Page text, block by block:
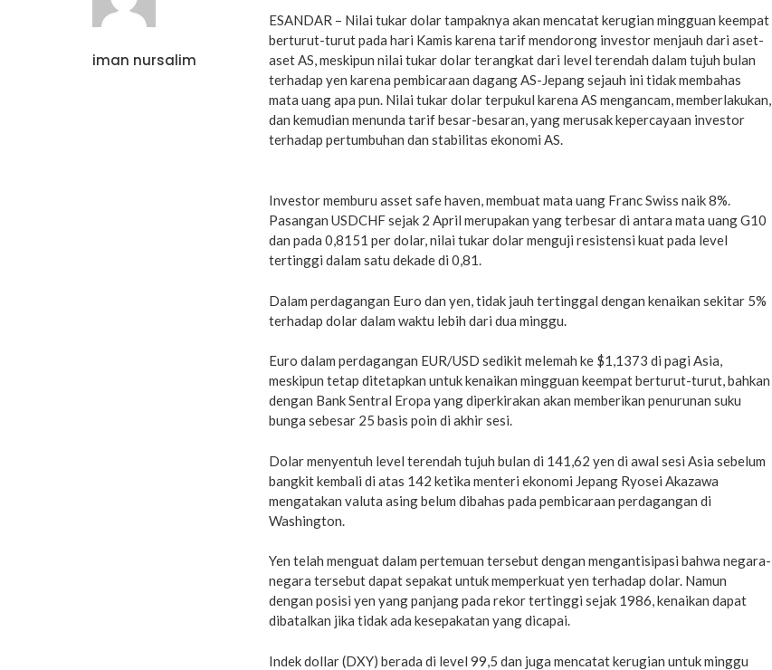
iman nursalim
ESANDAR – Nilai tukar dolar tampaknya akan mencatat kerugian mingguan keempat
berturut-turut pada hari Kamis karena tarif mendorong investor menjauh dari aset-
aset AS, meskipun nilai tukar dolar terangkat dari level terendah dalam tujuh bulan
terhadap yen karena pembicaraan dagang AS-Jepang sejauh ini tidak membahas
mata uang apa pun. Nilai tukar dolar terpukul karena AS mengancam, memberlakukan,
dan kemudian menunda tarif besar-besaran, yang merusak kepercayaan investor
terhadap pertumbuhan dan stabilitas ekonomi AS.
Investor memburu asset safe haven, membuat mata uang Franc Swiss naik 8%.
Pasangan USDCHF sejak 2 April merupakan yang terbesar di antara mata uang G10
dan pada 0,8151 per dolar, nilai tukar dolar menguji resistensi kuat pada level
tertinggi dalam satu dekade di 0,81.
Dalam perdagangan Euro dan yen, tidak jauh tertinggal dengan kenaikan sekitar 5%
terhadap dolar dalam waktu lebih dari dua minggu.
Euro dalam perdagangan EUR/USD sedikit melemah ke $1,1373 di pagi Asia,
meskipun tetap ditetapkan untuk kenaikan mingguan keempat berturut-turut, bahkan
dengan Bank Sentral Eropa yang diperkirakan akan memberikan penurunan suku
bunga sebesar 25 basis poin di akhir sesi.
Dolar menyentuh level terendah tujuh bulan di 141,62 yen di awal sesi Asia sebelum
bangkit kembali di atas 142 ketika menteri ekonomi Jepang Ryosei Akazawa
mengatakan valuta asing belum dibahas pada pembicaraan perdagangan di
Washington.
Yen telah menguat dalam pertemuan tersebut dengan mengantisipasi bahwa negara-
negara tersebut dapat sepakat untuk memperkuat yen terhadap dolar. Namun
dengan posisi yen yang panjang pada rekor tertinggi sejak 1986, kenaikan dapat
dibatalkan jika tidak ada kesepakatan yang dicapai.
Indek dollar (DXY) berada di level 99,5 dan juga mencatat kerugian untuk minggu